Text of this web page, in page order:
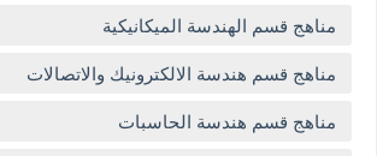
مناهج قسم الهندسة الميكانيكية
مناهج قسم هندسة الالكترونيك والاتصالات
مناهج قسم هندسة الحاسبات